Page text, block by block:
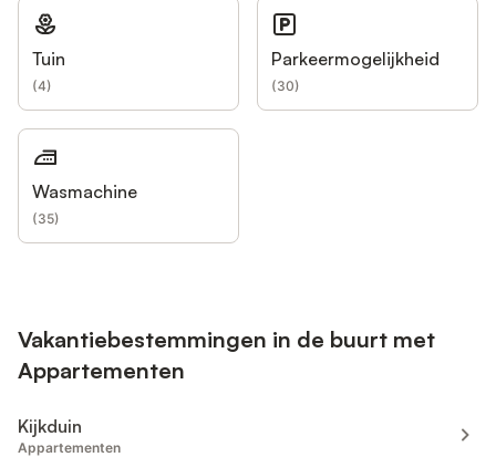
Tuin
(4)
Parkeermogelijkheid
(30)
Wasmachine
(35)
Vakantiebestemmingen in de buurt met
Appartementen
Kijkduin
Appartementen